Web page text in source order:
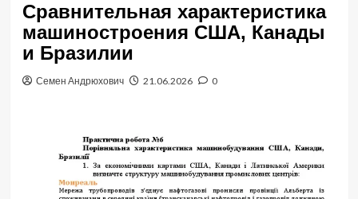
Сравнительная характеристика
машиностроения США, Канады
и Бразилии
Семен Андрюхович 21.06.2026 0